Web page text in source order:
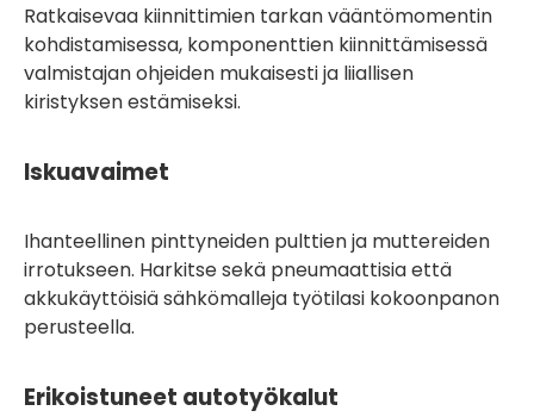
Ratkaisevaa kiinnittimien tarkan vääntömomentin
kohdistamisessa, komponenttien kiinnittämisessä
valmistajan ohjeiden mukaisesti ja liiallisen
kiristyksen estämiseksi.
Iskuavaimet
Ihanteellinen pinttyneiden pulttien ja muttereiden
irrotukseen. Harkitse sekä pneumaattisia että
akkukäyttöisiä sähkömalleja työtilasi kokoonpanon
perusteella.
Erikoistuneet autotyökalut